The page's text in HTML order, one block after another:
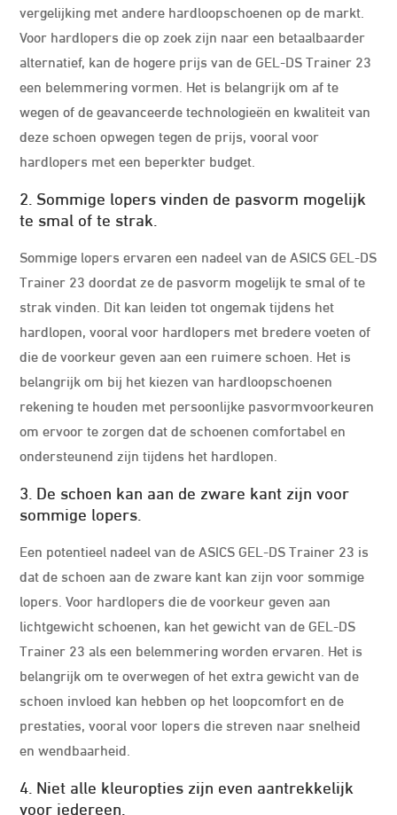
vergelijking met andere hardloopschoenen op de markt.
Voor hardlopers die op zoek zijn naar een betaalbaarder
alternatief, kan de hogere prijs van de GEL-DS Trainer 23
een belemmering vormen. Het is belangrijk om af te
wegen of de geavanceerde technologieën en kwaliteit van
deze schoen opwegen tegen de prijs, vooral voor
hardlopers met een beperkter budget.
2. Sommige lopers vinden de pasvorm mogelijk
te smal of te strak.
Sommige lopers ervaren een nadeel van de ASICS GEL-DS
Trainer 23 doordat ze de pasvorm mogelijk te smal of te
strak vinden. Dit kan leiden tot ongemak tijdens het
hardlopen, vooral voor hardlopers met bredere voeten of
die de voorkeur geven aan een ruimere schoen. Het is
belangrijk om bij het kiezen van hardloopschoenen
rekening te houden met persoonlijke pasvormvoorkeuren
om ervoor te zorgen dat de schoenen comfortabel en
ondersteunend zijn tijdens het hardlopen.
3. De schoen kan aan de zware kant zijn voor
sommige lopers.
Een potentieel nadeel van de ASICS GEL-DS Trainer 23 is
dat de schoen aan de zware kant kan zijn voor sommige
lopers. Voor hardlopers die de voorkeur geven aan
lichtgewicht schoenen, kan het gewicht van de GEL-DS
Trainer 23 als een belemmering worden ervaren. Het is
belangrijk om te overwegen of het extra gewicht van de
schoen invloed kan hebben op het loopcomfort en de
prestaties, vooral voor lopers die streven naar snelheid
en wendbaarheid.
4. Niet alle kleuropties zijn even aantrekkelijk
voor iedereen.